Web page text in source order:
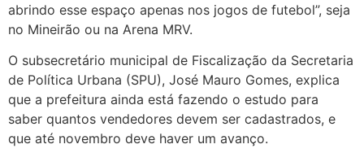
abrindo esse espaço apenas nos jogos de futebol”, seja
no Mineirão ou na Arena MRV.
O subsecretário municipal de Fiscalização da Secretaria
de Política Urbana (SPU), José Mauro Gomes, explica
que a prefeitura ainda está fazendo o estudo para
saber quantos vendedores devem ser cadastrados, e
que até novembro deve haver um avanço.